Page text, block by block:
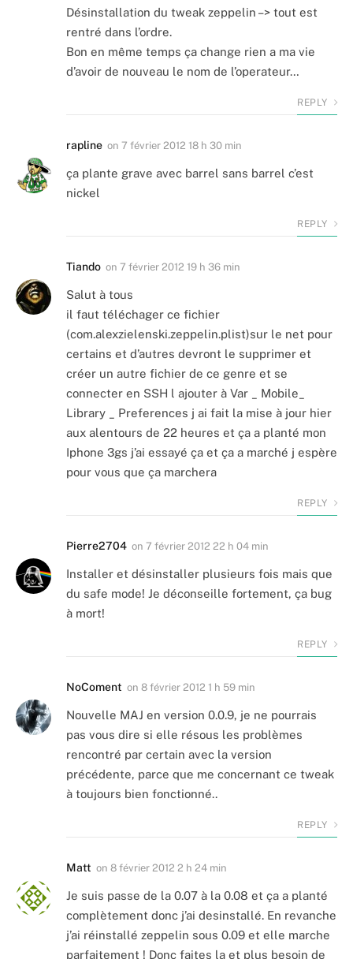
Désinstallation du tweak zeppelin –> tout est
rentré dans l’ordre.
Bon en même temps ça change rien a ma vie
d’avoir de nouveau le nom de l’operateur…
REPLY
rapline on 7 février 2012 18 h 30 min
ça plante grave avec barrel sans barrel c’est
nickel
REPLY
Tiando on 7 février 2012 19 h 36 min
Salut à tous
il faut téléchager ce fichier
(com.alexzielenski.zeppelin.plist)sur le net pour
certains et d’autres devront le supprimer et
créer un autre fichier de ce genre et se
connecter en SSH l ajouter à Var _ Mobile_
Library _ Preferences j ai fait la mise à jour hier
aux alentours de 22 heures et ça a planté mon
Iphone 3gs j’ai essayé ça et ça a marché j espère
pour vous que ça marchera
REPLY
Pierre2704 on 7 février 2012 22 h 04 min
Installer et désinstaller plusieurs fois mais que
du safe mode! Je déconseille fortement, ça bug
à mort!
REPLY
NoComent on 8 février 2012 1 h 59 min
Nouvelle MAJ en version 0.0.9, je ne pourrais
pas vous dire si elle résous les problèmes
rencontré par certain avec la version
précédente, parce que me concernant ce tweak
à toujours bien fonctionné..
REPLY
Matt on 8 février 2012 2 h 24 min
Je suis passe de la 0.07 à la 0.08 et ça a planté
complètement donc j’ai desinstallé. En revanche
j’ai réinstallé zeppelin sous 0.09 et elle marche
parfaitement ! Donc faites la et plus besoin de